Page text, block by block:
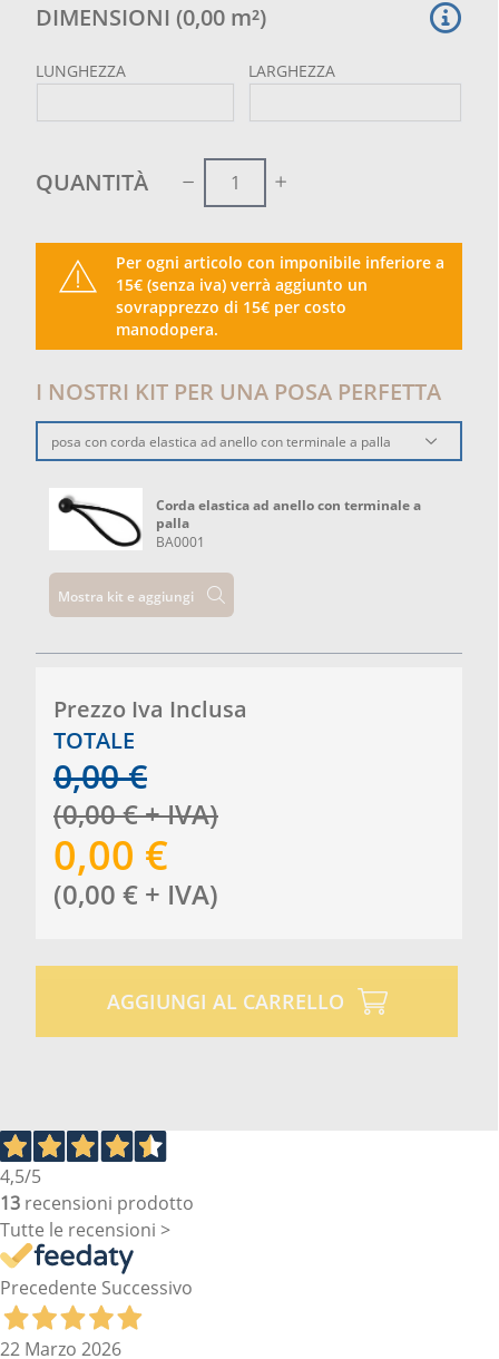
DIMENSIONI (0,00 m²)
LUNGHEZZA LARGHEZZA
QUANTITÀ
Per ogni articolo con imponibile inferiore a
15€ (senza iva) verrà aggiunto un
sovrapprezzo di 15€ per costo
manodopera.
I NOSTRI KIT PER UNA POSA PERFETTA
posa con corda elastica ad anello con terminale a palla
Corda elastica ad anello con terminale a
palla
BA0001
Mostra kit e aggiungi
Prezzo Iva Inclusa
TOTALE
0,00 €
(0,00€+ IVA)
0,00 €
(0,00 € + IVA)
AGGIUNGI AL CARRELLO
4,5/5
13 recensioni prodotto
Tutte le recensioni >
Precedente Successivo
22 Marzo 2026